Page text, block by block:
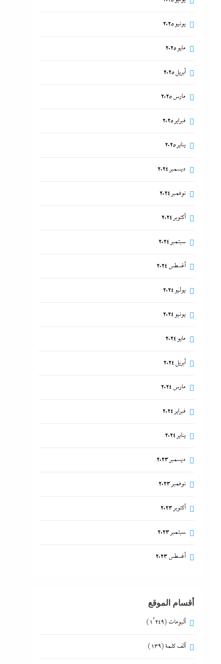
يونيو 2025
مايو 2025
أبريل 2025
مارس 2025
فبراير 2025
يناير 2025
ديسمبر 2024
نوفمبر 2024
أكتوبر 2024
سبتمبر 2024
أغسطس 2024
يوليو 2024
يونيو 2024
مايو 2024
أبريل 2024
مارس 2024
فبراير 2024
يناير 2024
ديسمبر 2023
نوفمبر 2023
أكتوبر 2023
سبتمبر 2023
أغسطس 2023
أقسام الموقع
ألبومات (1٬249)
ألف كلمة(139)